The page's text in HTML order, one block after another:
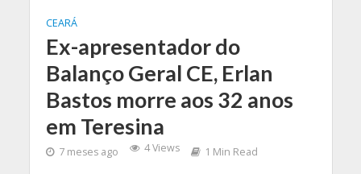
CEARÁ
Ex-apresentador do
Balanço Geral CE, Erlan
Bastos morre aos 32 anos
em Teresina
7 meses ago 4 Views 1 Min Read